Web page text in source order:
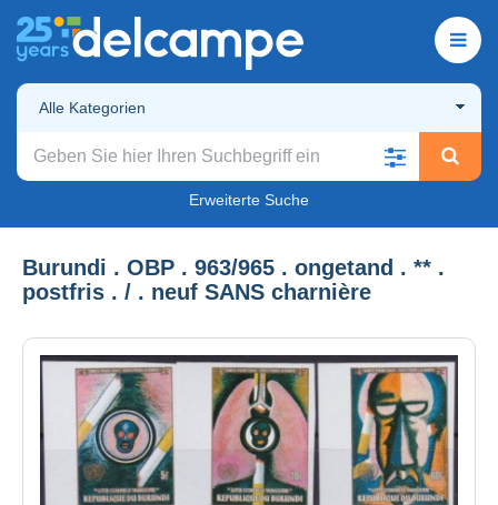
Alle Kategorien
Erweiterte Suche
Burundi . OBP . 963/965 . ongetand . ** .
postfris . / . neuf SANS charnière